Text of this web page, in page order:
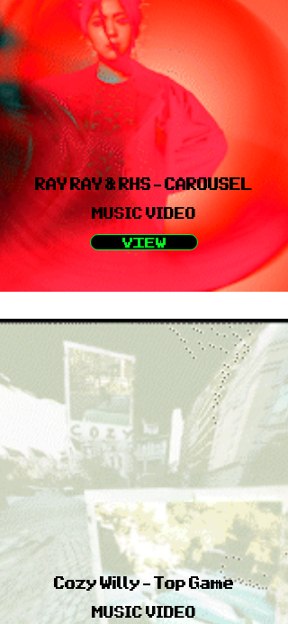
RAY RAY & RHS - CAROUSEL
MUSIC VIDEO
VIEW
Cozy Willy - Top Game
MUSIC VIDEO